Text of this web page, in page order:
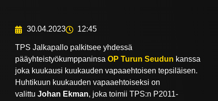
30.04.2023 12:45
TPS Jalkapallo palkitsee yhdessä
pääyhteistyökumppaninsaOP Turun Seudun kanssa
joka kuukausi kuukauden vapaaehtoisen tepsiläisen.
Huhtikuun kuukauden vapaaehtoiseksi on
valittuJohan Ekman, joka toimii TPS:n P2011-